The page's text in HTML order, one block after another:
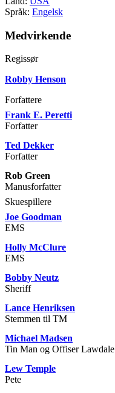
Språk: Engelsk
Medvirkende
Regissør
Robby Henson
Forfattere
Frank E. Peretti
Forfatter
Ted Dekker
Forfatter
Rob Green
Manusforfatter
Skuespillere
Joe Goodman
EMS
Holly McClure
EMS
Bobby Neutz
Sheriff
Lance Henriksen
Stemmen til TM
Michael Madsen
Tin Man og Offiser Lawdale
Lew Temple
Pete